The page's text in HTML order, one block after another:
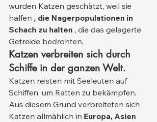
wurden Katzen geschätzt, weil sie
halfen , die Nagerpopulationen in
Schach zu halten , die das gelagerte
Getreide bedrohten.
Katzen verbreiten sich durch
Schiffe in der ganzen Welt.
Katzen reisten mit Seeleuten auf
Schiffen, um Ratten zu bekämpfen.
Aus diesem Grund verbreiteten sich
Katzen allmählich in Europa, Asien